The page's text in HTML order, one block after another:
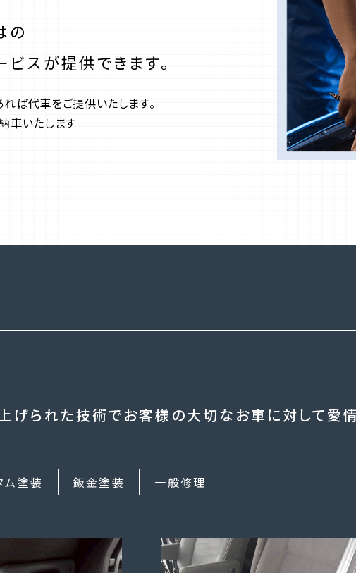
の
スが提供できます。
ば代車をご提供いたします。
車いたします
げられた技術でお客様の大切なお車に対して愛情
ム塗装 鈑金塗装 一般修理